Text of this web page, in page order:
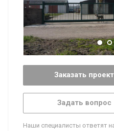
Заказать проект
Задать вопрос
Наши специалисты ответят